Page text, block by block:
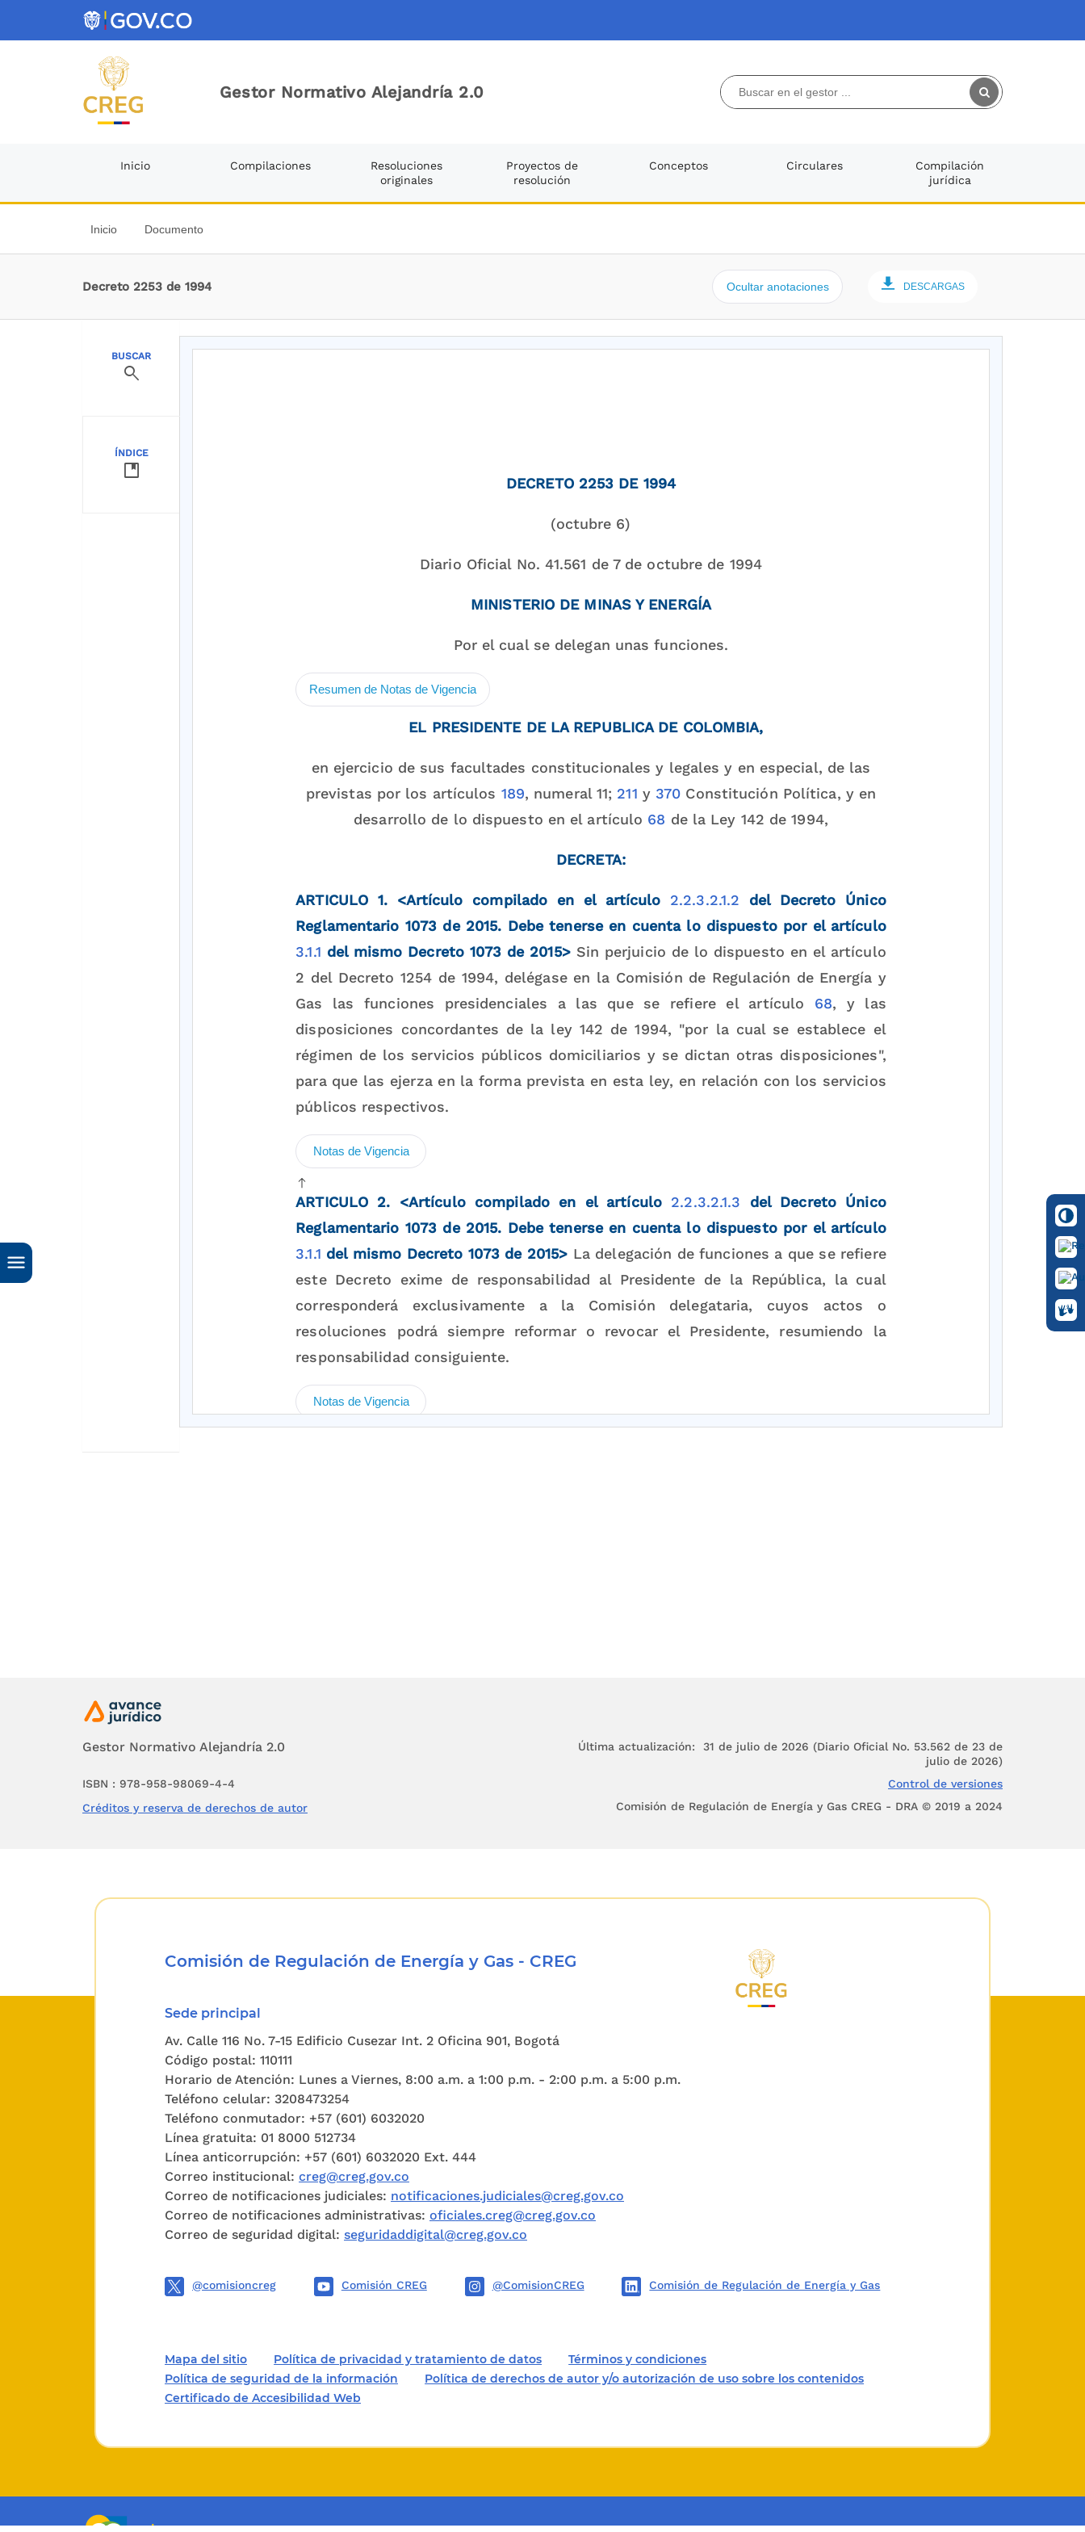
Gestor Normativo Alejandría 2.0
Inicio Compilaciones
Resoluciones
originales
Proyectos de
resolución
Conceptos Circulares
Compilación
jurídica
Inicio Documento
Decreto 2253 de 1994 Ocultar anotaciones DESCARGAS
BUSCAR
search
ÍNDICE
developer_guide
DECRETO 2253 DE 1994
(octubre 6)
Diario Oficial No. 41.561 de 7 de octubre de 1994
MINISTERIO DE MINAS Y ENERGÍA
Por el cual se delegan unas funciones.
Resumen de Notas de Vigencia
EL PRESIDENTE DE LA REPUBLICA DE COLOMBIA,
en ejercicio de sus facultades constitucionales y legales y en especial, de las
previstas por los artículos 189, numeral 11; 211 y370 Constitución Política, y en
desarrollo de lo dispuesto en el artículo 68 de la Ley 142 de 1994,
DECRETA:
ARTICULO 1. <Artículo compilado en el artículo 2.2.3.2.1.2 del Decreto Único
Reglamentario 1073 de 2015. Debe tenerse en cuenta lo dispuesto por el artículo
3.1.1 del mismo Decreto 1073 de 2015> Sin perjuicio de lo dispuesto en el artículo
2 del Decreto 1254 de 1994, delégase en la Comisión de Regulación de Energía y
Gas las funciones presidenciales a las que se refiere el artículo 68, y las
disposiciones concordantes de la ley 142 de 1994, "por la cual se establece el
régimen de los servicios públicos domiciliarios y se dictan otras disposiciones",
para que las ejerza en la forma prevista en esta ley, en relación con los servicios
públicos respectivos.
Notas de Vigencia
ARTICULO 2. <Artículo compilado en el artículo 2.2.3.2.1.3 del Decreto Único
Reglamentario 1073 de 2015. Debe tenerse en cuenta lo dispuesto por el artículo
3.1.1 del mismo Decreto 1073 de 2015> La delegación de funciones a que se refiere
este Decreto exime de responsabilidad al Presidente de la República, la cual
corresponderá exclusivamente a la Comisión delegataria, cuyos actos o
resoluciones podrá siempre reformar o revocar el Presidente, resumiendo la
responsabilidad consiguiente.
Notas de Vigencia
Gestor Normativo Alejandría 2.0
ISBN : 978-958-98069-4-4
Última actualización: 31 de julio de 2026 (Diario Oficial No. 53.562 de 23 de
julio de 2026)
Control de versiones
Créditos y reserva de derechos de autor
Comisión de Regulación de Energía y Gas CREG - DRA © 2019 a 2024
Comisión de Regulación de Energía y Gas - CREG
Sede principal
Av. Calle 116 No. 7-15 Edificio Cusezar Int. 2 Oficina 901, Bogotá
Código postal: 110111
Horario de Atención: Lunes a Viernes, 8:00 a.m. a 1:00 p.m. - 2:00 p.m. a 5:00 p.m.
Teléfono celular: 3208473254
Teléfono conmutador: +57 (601) 6032020
Línea gratuita: 01 8000 512734
Línea anticorrupción: +57 (601) 6032020 Ext. 444
Correo institucional: creg@creg.gov.co
Correo de notificaciones judiciales: notificaciones.judiciales@creg.gov.co
Correo de notificaciones administrativas: oficiales.creg@creg.gov.co
Correo de seguridad digital: seguridaddigital@creg.gov.co
@comisioncreg Comisión CREG @ComisionCREG Comisión de Regulación de Energía y Gas
Mapa del sitio Política de privacidad y tratamiento de datos
Términos y condiciones
Política de seguridad de la información
Política de derechos de autor y/o autorización de uso sobre los contenidos
Certificado de Accesibilidad Web